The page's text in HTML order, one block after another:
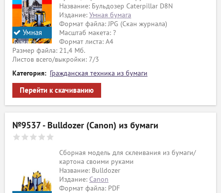
Умная
Бумага
Название: Бульдозер Caterpillar D8N
Издание: Умная бумага
Формат файла: JPG (Скан журнала)
Масштаб макета: ?
Формат листа: А4
Размер файла: 21,4 Мб.
Листов всего/выкройки: 7/3
Категория: Гражданская техника из бумаги
Перейти к скачиванию
№9537 - Bulldozer (Canon) из бумаги
Сборная модель для склеивания из бумаги/
картона своими руками
Название: Bulldozer
Издание: Canon
Формат файла: PDF